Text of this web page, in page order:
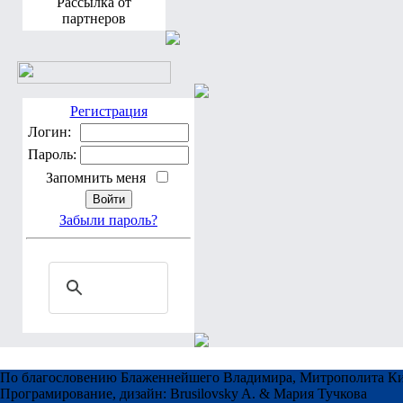
партнеров
Регистрация
Логин:
Пароль:
Запомнить меня
Забыли пароль?
По благословению Блаженнейшего Владимира, Митрополита
Програмирование, дизайн: Brusilovsky A. & Мария Тучкова